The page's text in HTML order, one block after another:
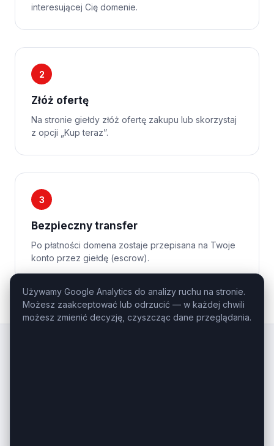
interesującej Cię domenie.
2
Złóż ofertę
Na stronie giełdy złóż ofertę zakupu lub skorzystaj
z opcji „Kup teraz”.
3
Bezpieczny transfer
Po płatności domena zostaje przepisana na Twoje
konto przez giełdę (escrow).
Używamy Google Analytics do analizy ruchu na stronie.
Możesz zaakceptować lub odrzucić — w każdej chwili
możesz zmienić decyzję, czyszcząc dane przeglądania.